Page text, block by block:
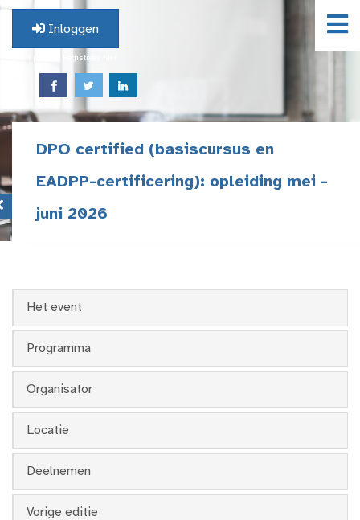
Inloggen
Geen profiel? Registreer hier.
DPO certified (basiscursus en
EADPP-certificering): opleiding mei -
juni 2026
Het event
Programma
Organisator
Locatie
Deelnemen
Vorige editie